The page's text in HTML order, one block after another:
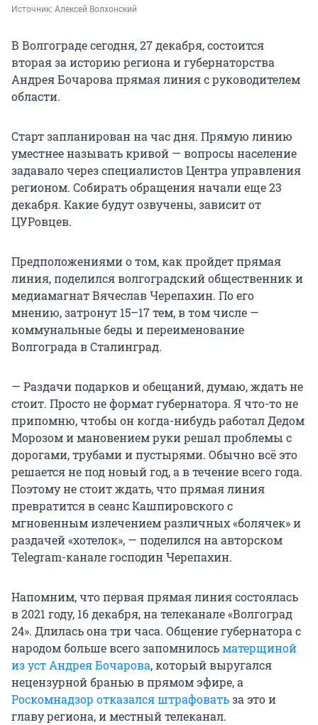
Источник: Алексей Волхонский
В Волгограде сегодня, 27 декабря, состоится
вторая за историю региона и губернаторства
Андрея Бочарова прямая линия с руководителем
области.
Старт запланирован на час дня. Прямую линию
уместнее называть кривой — вопросы население
задавало через специалистов Центра управления
регионом. Собирать обращения начали еще 23
декабря. Какие будут озвучены, зависит от
ЦУРовцев.
Предположениями о том, как пройдет прямая
линия, поделился волгоградский общественник и
медиамагнат Вячеслав Черепахин. По его
мнению, затронут 15–17 тем, в том числе —
коммунальные беды и переименование
Волгограда в Сталинград.
— Раздачи подарков и обещаний, думаю, ждать не
стоит. Просто не формат губернатора. Я что-то не
припомню, чтобы он когда-нибудь работал Дедом
Морозом и мановением руки решал проблемы с
дорогами, трубами и пустырями. Обычно всё это
решается не под новый год, а в течение всего года.
Поэтому не стоит ждать, что прямая линия
превратится в сеанс Кашпировского с
мгновенным излечением различных «болячек» и
раздачей «хотелок», — поделился на авторском
Telegram-канале господин Черепахин.
Напомним, что первая прямая линия состоялась
в 2021 году, 16 декабря, на телеканале «Волгоград
24». Длилась она три часа. Общение губернатора с
народом больше всего запомнилосьматерщиной
из уст Андрея Бочарова, который выругался
нецензурной бранью в прямом эфире, а
Роскомнадзор отказался штрафоватьза это и
главу региона, и местный телеканал.